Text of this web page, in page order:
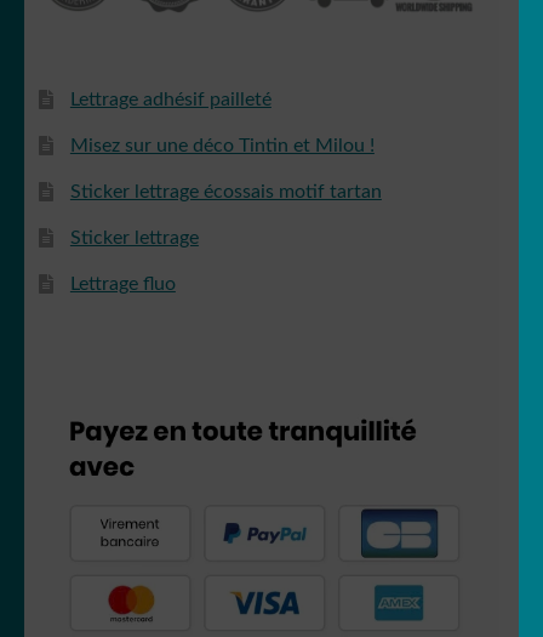
Lettrage adhésif pailleté
Misez sur une déco Tintin et Milou !
Sticker lettrage écossais motif tartan
Sticker lettrage
Lettrage fluo